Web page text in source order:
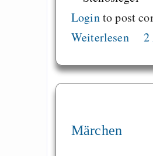
Loginto post
Weiterlesen
2
Märchen